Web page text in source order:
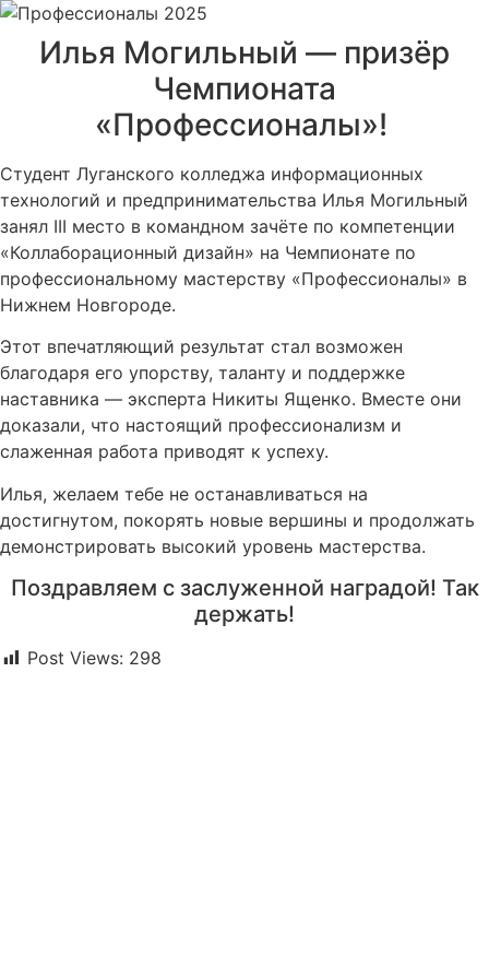
Перейти
содержимому
Илья Могильный — призёр
Чемпионата
«Профессионалы»!
Студент Луганского колледжа информационных
технологий и предпринимательства Илья Могильный
занял III место в командном зачёте по компетенции
«Коллаборационный дизайн» на Чемпионате по
профессиональному мастерству «Профессионалы» в
Нижнем Новгороде.
Этот впечатляющий результат стал возможен
благодаря его упорству, таланту и поддержке
наставника — эксперта Никиты Ященко. Вместе они
доказали, что настоящий профессионализм и
слаженная работа приводят к успеху.
Илья, желаем тебе не останавливаться на
достигнутом, покорять новые вершины и продолжать
демонстрировать высокий уровень мастерства.
Поздравляем с заслуженной наградой! Так
держать!
Post Views: 298